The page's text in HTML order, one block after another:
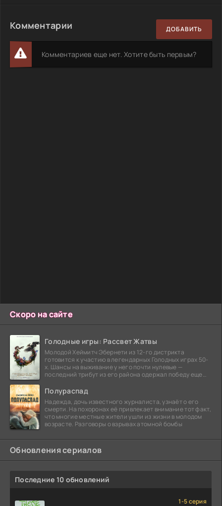
Скоро на сайте
Голодные игры: Рассвет Жатвы
Молодой Хеймитч Эбернети из 12-го дистрикта
готовится к участию в легендарных Голодных играх 50-
х. Шансы на выживание у него почти нулевые —
последний трибут из его района одержал победу еще
Полураспад
Надежда, дочь известного журналиста, узнаёт о его
смерти. На похоронах её привлекает внимание тот факт,
что многие местные жители ушли из жизни в молодом
возрасте. Разговоры о взрывах атомной бомбы
Обновления сериалов
Последние 10 обновлений
1-5 серия
Комментарии ДОБАВИТЬ
Комментариев еще нет. Хотите быть первым?